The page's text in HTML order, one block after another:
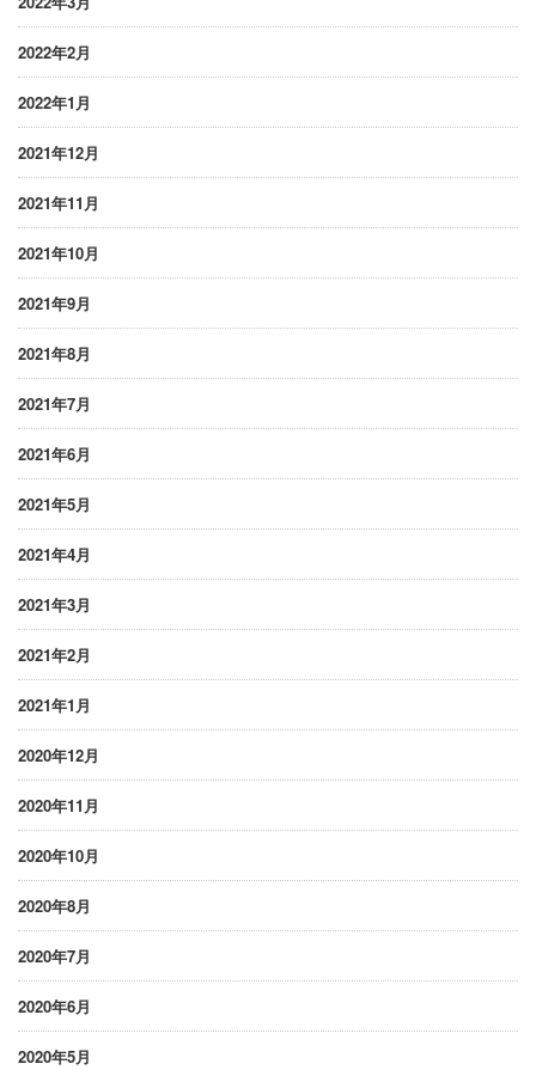
2022年2月
2022年1月
2021年12月
2021年11月
2021年10月
2021年9月
2021年8月
2021年7月
2021年6月
2021年5月
2021年4月
2021年3月
2021年2月
2021年1月
2020年12月
2020年11月
2020年10月
2020年8月
2020年7月
2020年6月
2020年5月